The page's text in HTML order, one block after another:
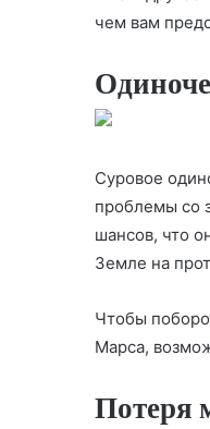
чем вам
Суровое
проблемы со
шансов, что
Земле на
Чтобы
Марса,
Потеря